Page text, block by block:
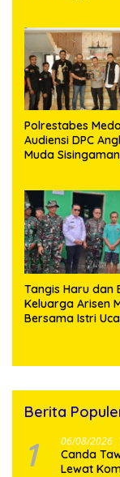
Polrestabes
Audiensi DPC
Muda
Tangis Haru dan
Keluarga Arisen
Bersama Istri
Berita
1 06/08/2026
Canda
Lewat